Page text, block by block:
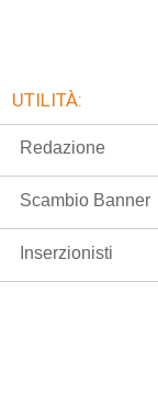
UTILITÀ:
Redazione
Scambio Banner
Inserzionisti